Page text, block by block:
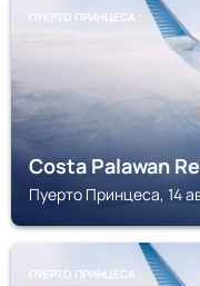
ПУЕРТО ПРИНЦЕСА
Costa Palawan
Пуерто Принцеса, 14
ПУЕРТО ПРИНЦЕСА